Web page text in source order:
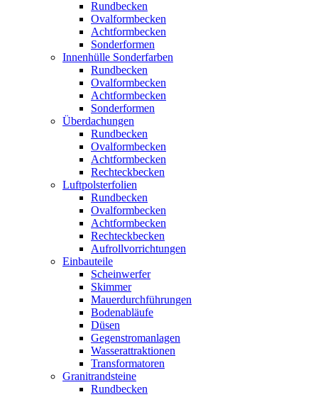
Rundbecken
Ovalformbecken
Achtformbecken
Sonderformen
Innenhülle Sonderfarben
Rundbecken
Ovalformbecken
Achtformbecken
Sonderformen
Überdachungen
Rundbecken
Ovalformbecken
Achtformbecken
Rechteckbecken
Luftpolsterfolien
Rundbecken
Ovalformbecken
Achtformbecken
Rechteckbecken
Aufrollvorrichtungen
Einbauteile
Scheinwerfer
Skimmer
Mauerdurchführungen
Bodenabläufe
Düsen
Gegenstromanlagen
Wasserattraktionen
Transformatoren
Granitrandsteine
Rundbecken